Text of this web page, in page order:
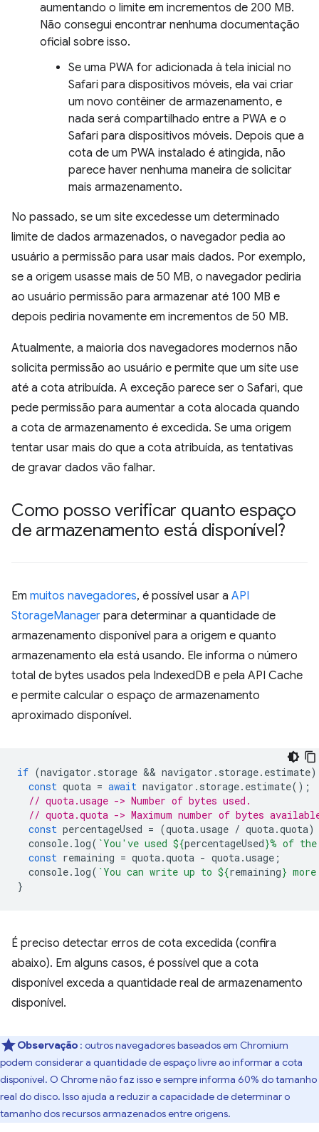
aumentando o limite em incrementos de 200 MB.
Não consegui encontrar nenhuma documentação
oficial sobre isso.
Se uma PWA for adicionada à tela inicial no
Safari para dispositivos móveis, ela vai criar
um novo contêiner de armazenamento, e
nada será compartilhado entre a PWA e o
Safari para dispositivos móveis. Depois que a
cota de um PWA instalado é atingida, não
parece haver nenhuma maneira de solicitar
mais armazenamento.
No passado, se um site excedesse um determinado
limite de dados armazenados, o navegador pedia ao
usuário a permissão para usar mais dados. Por exemplo,
se a origem usasse mais de 50 MB, o navegador pediria
ao usuário permissão para armazenar até 100 MB e
depois pediria novamente em incrementos de 50 MB.
Atualmente, a maioria dos navegadores modernos não
solicita permissão ao usuário e permite que um site use
até a cota atribuída. A exceção parece ser o Safari, que
pede permissão para aumentar a cota alocada quando
a cota de armazenamento é excedida. Se uma origem
tentar usar mais do que a cota atribuída, as tentativas
de gravar dados vão falhar.
Como posso verificar quanto espaço
de armazenamento está disponível?
Em muitos navegadores, é possível usar a API
StorageManager para determinar a quantidade de
armazenamento disponível para a origem e quanto
armazenamento ela está usando. Ele informa o número
total de bytes usados pela IndexedDB e pela API Cache
e permite calcular o espaço de armazenamento
aproximado disponível.
if (navigator . storage && navigator . storage. estimate)
const quota = await navigator . storage. estimate();
// quota.usage -> Number of bytes used.
// quota.quota -> Maximum number of bytes
const percentageUsed = (quota.usage / quota.quota)
console. log( `You've used ${percentageUsed}% of
const remaining = quota.quota - quota.usage ;
console. log( `You can write up to ${remaining}
}
É preciso detectar erros de cota excedida (confira
abaixo). Em alguns casos, é possível que a cota
disponível exceda a quantidade real de armazenamento
disponível.
Observação : outros navegadores baseados em Chromium
podem considerar a quantidade de espaço livre ao informar a cota
disponível. O Chrome não faz isso e sempre informa 60% do tamanho
real do disco. Isso ajuda a reduzir a capacidade de determinar o
tamanho dos recursos armazenados entre origens.